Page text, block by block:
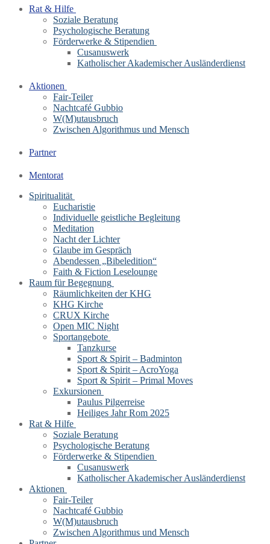
Rat & Hilfe
Soziale Beratung
Psychologische Beratung
Förderwerke & Stipendien
Cusanuswerk
Katholischer Akademischer Ausländerdienst
Aktionen
Fair-Teiler
Nachtcafé Gubbio
W(M)utausbruch
Zwischen Algorithmus und Mensch
Partner
Mentorat
Spiritualität
Eucharistie
Individuelle geistliche Begleitung
Meditation
Nacht der Lichter
Glaube im Gespräch
Abendessen „Bibeledition“
Faith & Fiction Leselounge
Raum für Begegnung
Räumlichkeiten der KHG
KHG Kirche
CRUX Kirche
Open MIC Night
Sportangebote
Tanzkurse
Sport & Spirit – Badminton
Sport & Spirit – AcroYoga
Sport & Spirit – Primal Moves
Exkursionen
Paulus Pilgerreise
Heiliges Jahr Rom 2025
Rat & Hilfe
Soziale Beratung
Psychologische Beratung
Förderwerke & Stipendien
Cusanuswerk
Katholischer Akademischer Ausländerdienst
Aktionen
Fair-Teiler
Nachtcafé Gubbio
W(M)utausbruch
Zwischen Algorithmus und Mensch